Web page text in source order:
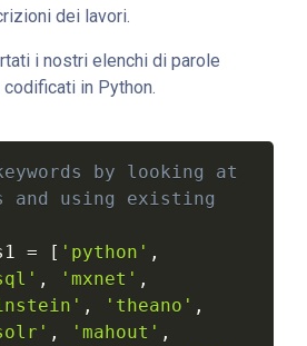
dei lavori.
i nostri elenchi di parole
in Python.
by looking at
and using existing
= [ 'python' ,
, 'mxnet' ,
, 'theano' ,
, 'mahout' ,